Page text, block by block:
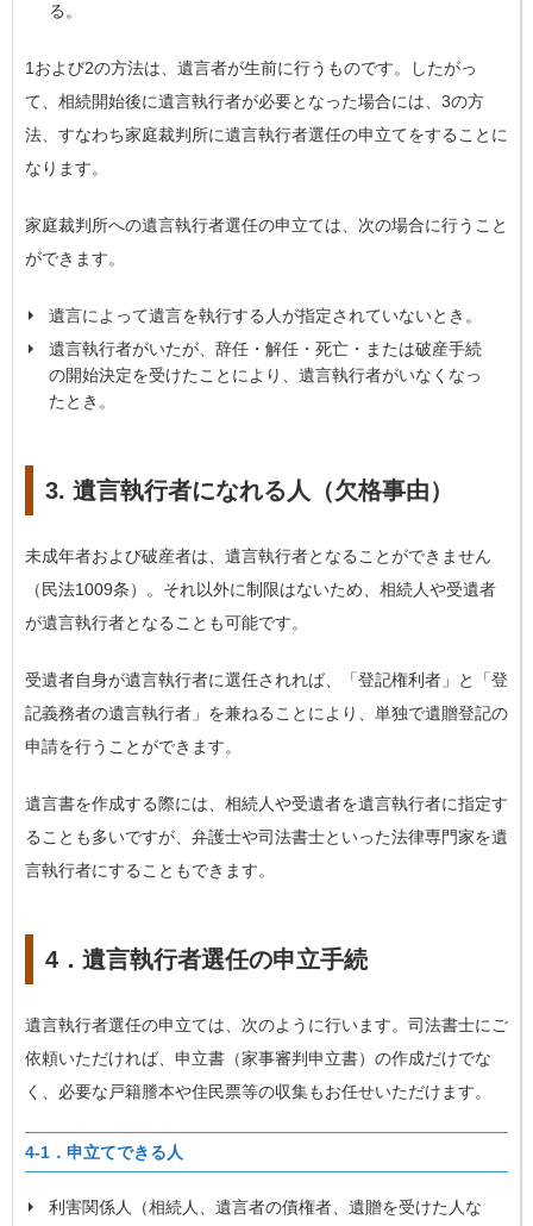
る。
1および2の方法は、遺言者が生前に行うものです。したがっ
て、相続開始後に遺言執行者が必要となった場合には、3の方
法、すなわち家庭裁判所に遺言執行者選任の申立てをすることに
なります。
家庭裁判所への遺言執行者選任の申立ては、次の場合に行うこと
ができます。
遺言によって遺言を執行する人が指定されていないとき。
遺言執行者がいたが、辞任・解任・死亡・または破産手続
の開始決定を受けたことにより、遺言執行者がいなくなっ
たとき。
3. 遺言執行者になれる人（欠格事由）
未成年者および破産者は、遺言執行者となることができません
（民法1009条）。それ以外に制限はないため、相続人や受遺者
が遺言執行者となることも可能です。
受遺者自身が遺言執行者に選任されれば、「登記権利者」と「登
記義務者の遺言執行者」を兼ねることにより、単独で遺贈登記の
申請を行うことができます。
遺言書を作成する際には、相続人や受遺者を遺言執行者に指定す
ることも多いですが、弁護士や司法書士といった法律専門家を遺
言執行者にすることもできます。
4．遺言執行者選任の申立手続
遺言執行者選任の申立ては、次のように行います。司法書士にご
依頼いただければ、申立書（家事審判申立書）の作成だけでな
く、必要な戸籍謄本や住民票等の収集もお任せいただけます。
4-1．申立てできる人
利害関係人（相続人、遺言者の債権者、遺贈を受けた人な